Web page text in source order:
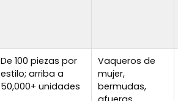
De 100 piezas por
estilo; arriba a
50,000+ unidades
Vaqueros de
mujer,
bermudas,